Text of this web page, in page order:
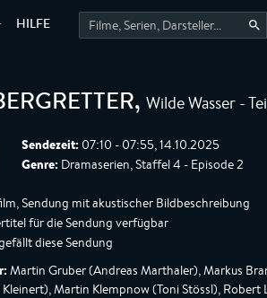
HILFE
, Wilde Wasser -
Sendezeit: 07:10 - 07:55, 14.10.2025
Genre: Dramaserien, Staffel 4 - Episode 2
Sendung mit akustischer Bildbeschreibung
für die Sendung verfügbar
diese Sendung
Martin Gruber (Andreas Marthaler), Markus
Kleinert), Martin Klempnow (Toni Stössl),